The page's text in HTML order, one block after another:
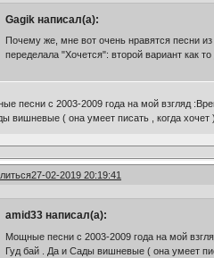
Gagik написал(а):
Почему же, мне вот очень нравятся песни
переделала "Хочется": второй вариант как
песни с 2003-2009 года на мой взгляд
вишневые ( она умеет писать , когда
27-02-2019 20:19:41
amid33 написал(а):
Мощные песни с 2003-2009 года на мой
Гуд бай . Да и Сады вишневые ( она умеет